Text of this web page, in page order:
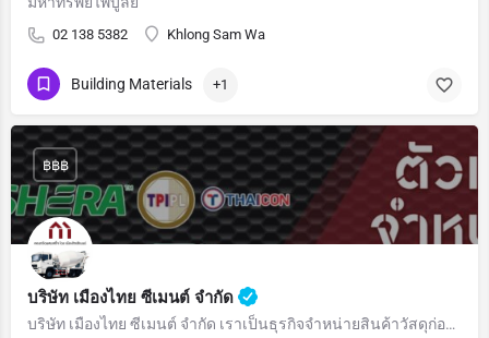
02 138 5382 Khlong Sam Wa
Building Materials +1
บริษัท เมืองไทย ซีเมนต์ จำกัด
บริษัท เมืองไทย ซีเมนต์ จำกัด เราเป็นธุรกิจจำหน่ายสินค้าวัสดุก่อสร้าง วัสดุตกแต่ง ทั้งค้าส่ง…
฿฿฿